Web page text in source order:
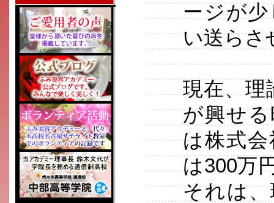
ージが
い送らさ
現在、理
が興せ
は株式
は300万
それは